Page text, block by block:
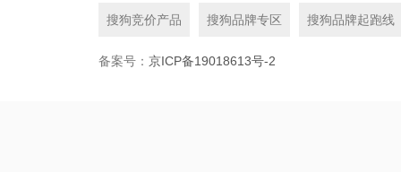
搜狗竞价产品 搜狗品牌专区 搜狗品牌起跑线
备案号： 京ICP备19018613号-2